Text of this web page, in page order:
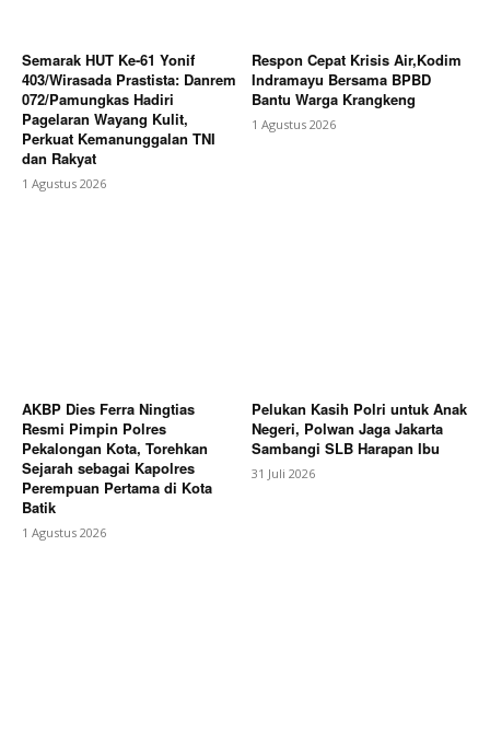
Semarak HUT Ke-61 Yonif
403/Wirasada Prastista: Danrem
072/Pamungkas Hadiri
Pagelaran Wayang Kulit,
Perkuat Kemanunggalan TNI
dan Rakyat
1 Agustus 2026
Respon Cepat Krisis Air,Kodim
Indramayu Bersama BPBD
Bantu Warga Krangkeng
1 Agustus 2026
AKBP Dies Ferra Ningtias
Resmi Pimpin Polres
Pekalongan Kota, Torehkan
Sejarah sebagai Kapolres
Perempuan Pertama di Kota
Batik
1 Agustus 2026
Pelukan Kasih Polri untuk Anak
Negeri, Polwan Jaga Jakarta
Sambangi SLB Harapan Ibu
31 Juli 2026